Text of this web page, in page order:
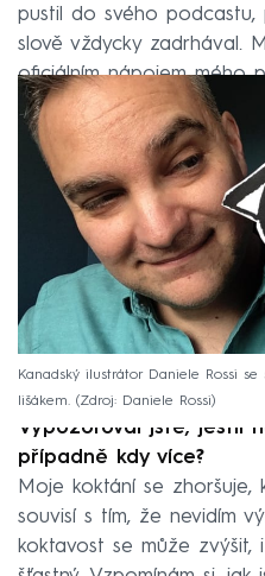
pustil do svého
slově vždycky zadrhával.
oficiálním nápojem mého
Kanadský ilustrátor Daniele Rossi
lišákem.
Zdroj: Daniele Rossi
Vypozoroval jste, jestli
případně kdy více?
Moje koktání se zhoršuje,
souvisí s tím, že nevidím
koktavost se může zvýšit,